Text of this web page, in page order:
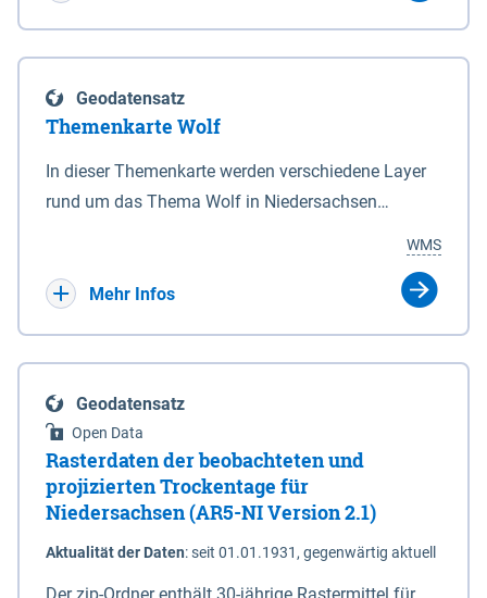
enthalten. Sperrwerke Sperrwerke sind Bauwerke
mit Sperrvorrichtungen in Tidegewässern, die dem
Schutz eines Gebietes vor erhöhten Tiden, vor allem
vor Sturmfluten, zu dienen bestimmt sind (§2 Abs.3
Eigenschaft eines Sperrwerkes durch Widmung, die
die Deichbehörde durch Verordnung ausspricht.
Geodatensatz
Themenkarte Wolf
In dieser Themenkarte werden verschiedene Layer
rund um das Thema Wolf in Niedersachsen
sowie Status der bestehenden Wolfsterritorien im
laufenden Monitoringjahr.
WMS
Mehr Infos
Geodatensatz
Open Data
Rasterdaten der beobachteten und
projizierten Trockentage für
Niedersachsen (AR5-NI Version 2.1)
Aktualität der Daten:seit 01.01.1931, gegenwärtig aktuell